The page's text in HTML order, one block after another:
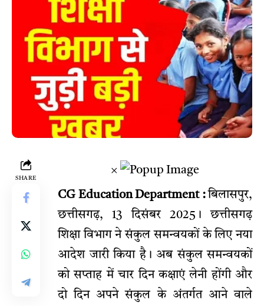
SHARE
×
CG Education Department :बिलासपुर,
छत्तीसगढ़, 13 दिसंबर 2025। छत्तीसगढ़
शिक्षा विभाग ने संकुल समन्वयकों के लिए नया
आदेश जारी किया है। अब संकुल समन्वयकों
को सप्ताह में चार दिन कक्षाएं लेनी होंगी और
दो दिन अपने संकुल के अंतर्गत आने वाले